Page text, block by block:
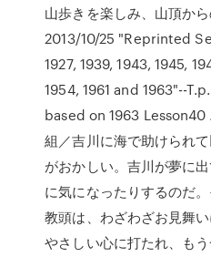
山歩きを楽しみ、山頂か
2013/10/25 "Reprinted
1927, 1939, 1943, 1945,
1954, 1961 and 1963"--
based on 1963 Lesson40
組／吉川に海で助けられ
がおかしい。吉川が夢に
に気になったりするのだ
教頭は、わざわざお見舞
やさしい心に打たれ、も